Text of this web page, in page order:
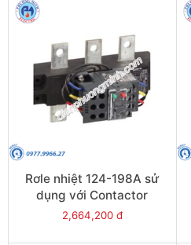
Rơle nhiệt 124-198A sử
dụng với Contactor
LC1E200 - Model LRE483
2,664,200 đ